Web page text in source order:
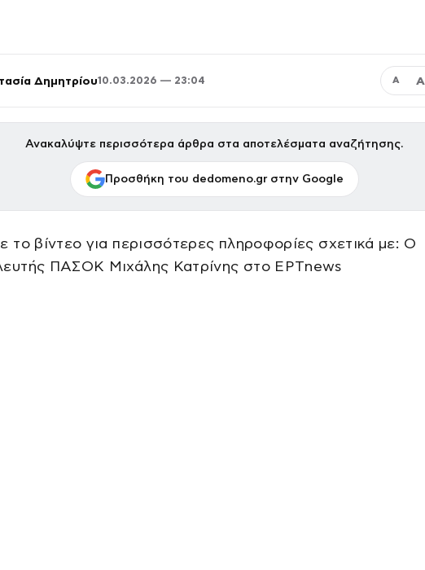
Δημητρίου10.03.2026 — 23:04 Α Α
Ανακαλύψτε περισσότερα άρθρα στα αποτελέσματα αναζήτησης.
Προσθήκη του dedomeno.gr στην Google
το βίντεο για περισσότερες πληροφορίες σχετικά με: Ο
ΠΑΣΟΚ Μιχάλης Κατρίνης στο ΕΡΤnews